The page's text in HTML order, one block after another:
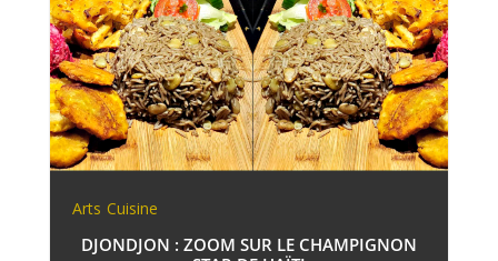
Arts Cuisine
DJONDJON : ZOOM SUR LE CHAMPIGNON